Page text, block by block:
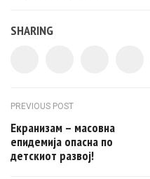
SHARING
Post navigation
PREVIOUS POST
Екранизам – масовна
епидемија опасна по
детскиот развој!